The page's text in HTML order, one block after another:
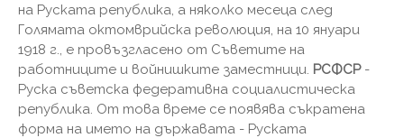
на Руската република, а няколко месеца след
Голямата октомврийска революция, на 10 януари
1918 г., е провъзгласено от Съветите на
работниците и войнишките заместници. РСФСР-
Руска съветска федеративна социалистическа
република. От това време се появява съкратена
форма на името на държавата - Руската